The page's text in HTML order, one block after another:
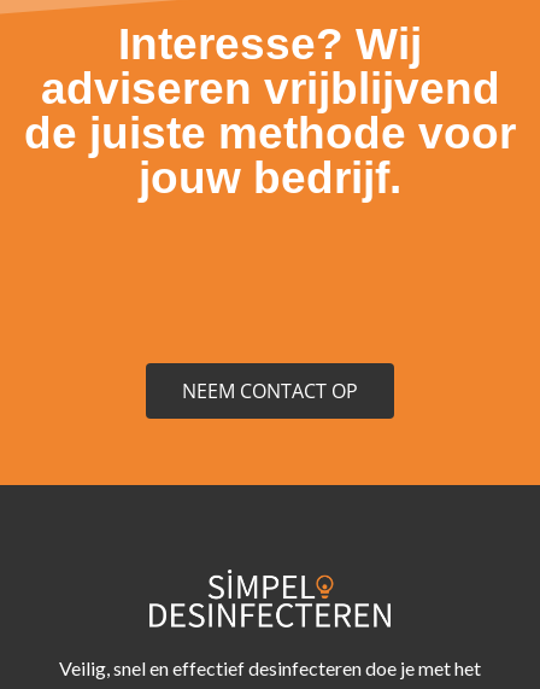
Interesse? Wij
adviseren vrijblijvend
de juiste methode voor
jouw bedrijf.
NEEM CONTACT OP
Veilig, snel en effectief desinfecteren doe je met het